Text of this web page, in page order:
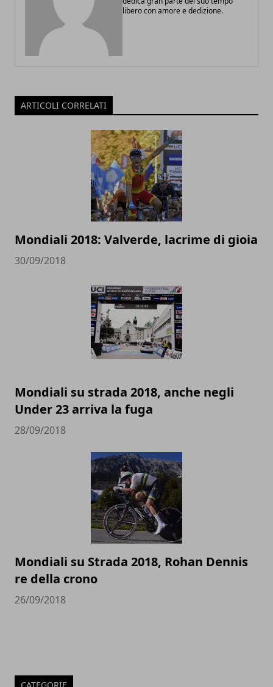
libero con amore e dedizione.
ARTICOLI CORRELATI
Mondiali 2018: Valverde, lacrime di gioia
30/09/2018
Mondiali su strada 2018, anche negli
Under 23 arriva la fuga
28/09/2018
Mondiali su Strada 2018, Rohan Dennis
re della crono
26/09/2018